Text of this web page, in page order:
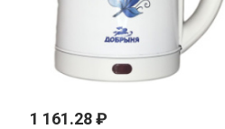
1 161.28 ₽